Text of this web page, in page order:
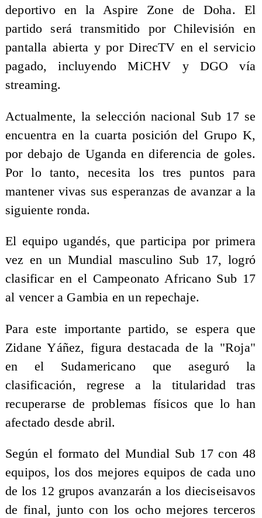
deportivo en la Aspire Zone de Doha. El
partido será transmitido por Chilevisión en
pantalla abierta y por DirecTV en el servicio
pagado, incluyendo MiCHV y DGO vía
streaming.
Actualmente, la selección nacional Sub 17 se
encuentra en la cuarta posición del Grupo K,
por debajo de Uganda en diferencia de goles.
Por lo tanto, necesita los tres puntos para
mantener vivas sus esperanzas de avanzar a la
siguiente ronda.
El equipo ugandés, que participa por primera
vez en un Mundial masculino Sub 17, logró
clasificar en el Campeonato Africano Sub 17
al vencer a Gambia en un repechaje.
Para este importante partido, se espera que
Zidane Yáñez, figura destacada de la "Roja"
en el Sudamericano que aseguró la
clasificación, regrese a la titularidad tras
recuperarse de problemas físicos que lo han
afectado desde abril.
Según el formato del Mundial Sub 17 con 48
equipos, los dos mejores equipos de cada uno
de los 12 grupos avanzarán a los dieciseisavos
de final, junto con los ocho mejores terceros